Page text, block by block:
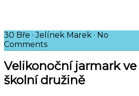
30 Bře · Jelínek Marek · No
Comments
Velikonoční jarmark ve
školní družině